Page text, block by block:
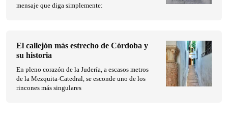
mensaje que diga simplemente:
El callejón más estrecho de Córdoba y
su historia
En pleno corazón de la Judería, a escasos metros
de la Mezquita-Catedral, se esconde uno de los
rincones más singulares